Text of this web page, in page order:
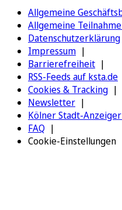
Allgemeine
Allgemeine
Datenschutzerklärung
Impressum
Barrierefreiheit
RSS-Feeds auf ksta.de
Cookies & Tracking
Newsletter
Kölner Stadt-
FAQ
Cookie-Einstellungen